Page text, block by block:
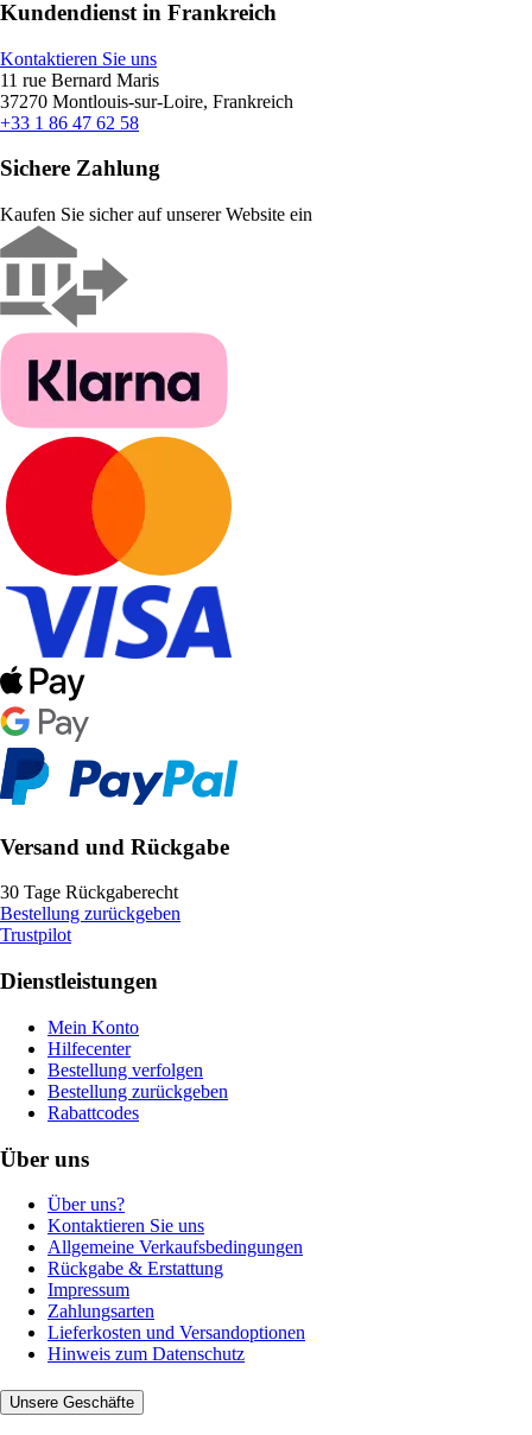
Kundendienst in Frankreich
Kontaktieren Sie uns
11 rue Bernard Maris
37270 Montlouis-sur-Loire, Frankreich
+33 1 86 47 62 58
Sichere Zahlung
Kaufen Sie sicher auf unserer Website ein
Versand und Rückgabe
30 Tage Rückgaberecht
Bestellung zurückgeben
Trustpilot
Dienstleistungen
Mein Konto
Hilfecenter
Bestellung verfolgen
Bestellung zurückgeben
Rabattcodes
Über uns
Über uns?
Kontaktieren Sie uns
Allgemeine Verkaufsbedingungen
Rückgabe & Erstattung
Impressum
Zahlungsarten
Lieferkosten und Versandoptionen
Hinweis zum Datenschutz
Unsere Geschäfte